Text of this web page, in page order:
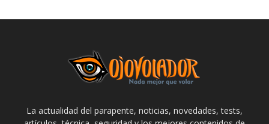
La actualidad del parapente, noticias, novedades, tests,